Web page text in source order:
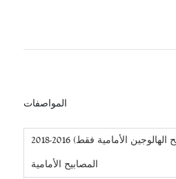
المواصفات
هوندا الهريفي(موديلات مصابيح الهالوجين الأمامية فقط) 2016-2018
المصابيح الأمامية